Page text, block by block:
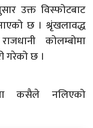
उक्त विस्फोटबाट
छ । श्रृंखलावद्ध
कोलम्बोमा
गरेको छ ।
कसैले नलिएको